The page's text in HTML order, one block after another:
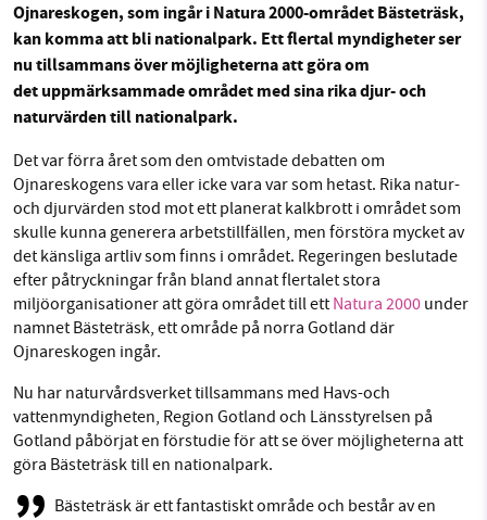
Sök Sparade inlägg Tipsa oss
Instagram BlueSky
Ojnareskogen, som ingår i Natura 2000-området Bästeträsk,
kan komma att bli nationalpark. Ett flertal myndigheter ser
nu tillsammans över möjligheterna att göra om
det uppmärksammade området med sina rika djur- och
naturvärden till nationalpark.
Det var förra året som den omtvistade debatten om
Ojnareskogens vara eller icke vara var som hetast. Rika natur-
och djurvärden stod mot ett planerat kalkbrott i området som
skulle kunna generera arbetstillfällen, men förstöra mycket av
det känsliga artliv som finns i området. Regeringen beslutade
efter påtryckningar från bland annat flertalet stora
miljöorganisationer att göra området till ett Natura 2000 under
namnet Bästeträsk, ett område på norra Gotland där
Ojnareskogen ingår.
Nu har naturvårdsverket tillsammans med Havs-och
vattenmyndigheten, Region Gotland och Länsstyrelsen på
Gotland påbörjat en förstudie för att se över möjligheterna att
göra Bästeträsk till en nationalpark.
Bästeträsk är ett fantastiskt område och består av en
SMB kämpar för en hållbar framtid. Sedan
starten 2010 har vår ideella redaktion drivit
miljödebatten framåt genom
nyhetsbevakning och granskningar. Nu vill vi
utveckla vårt arbete – och vi hoppas att du
vill hjälpa oss.
Stötta vårt arbete genom att swisha en slant till
1231368703
Läs vad vi vill göra